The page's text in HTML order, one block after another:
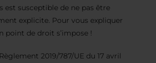
est susceptible de ne pas être
explicite. Pour vous expliquer
point de droit s’impose !
2019/787/UE du 17 avril